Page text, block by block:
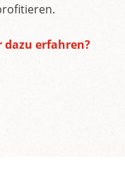
erfahren?